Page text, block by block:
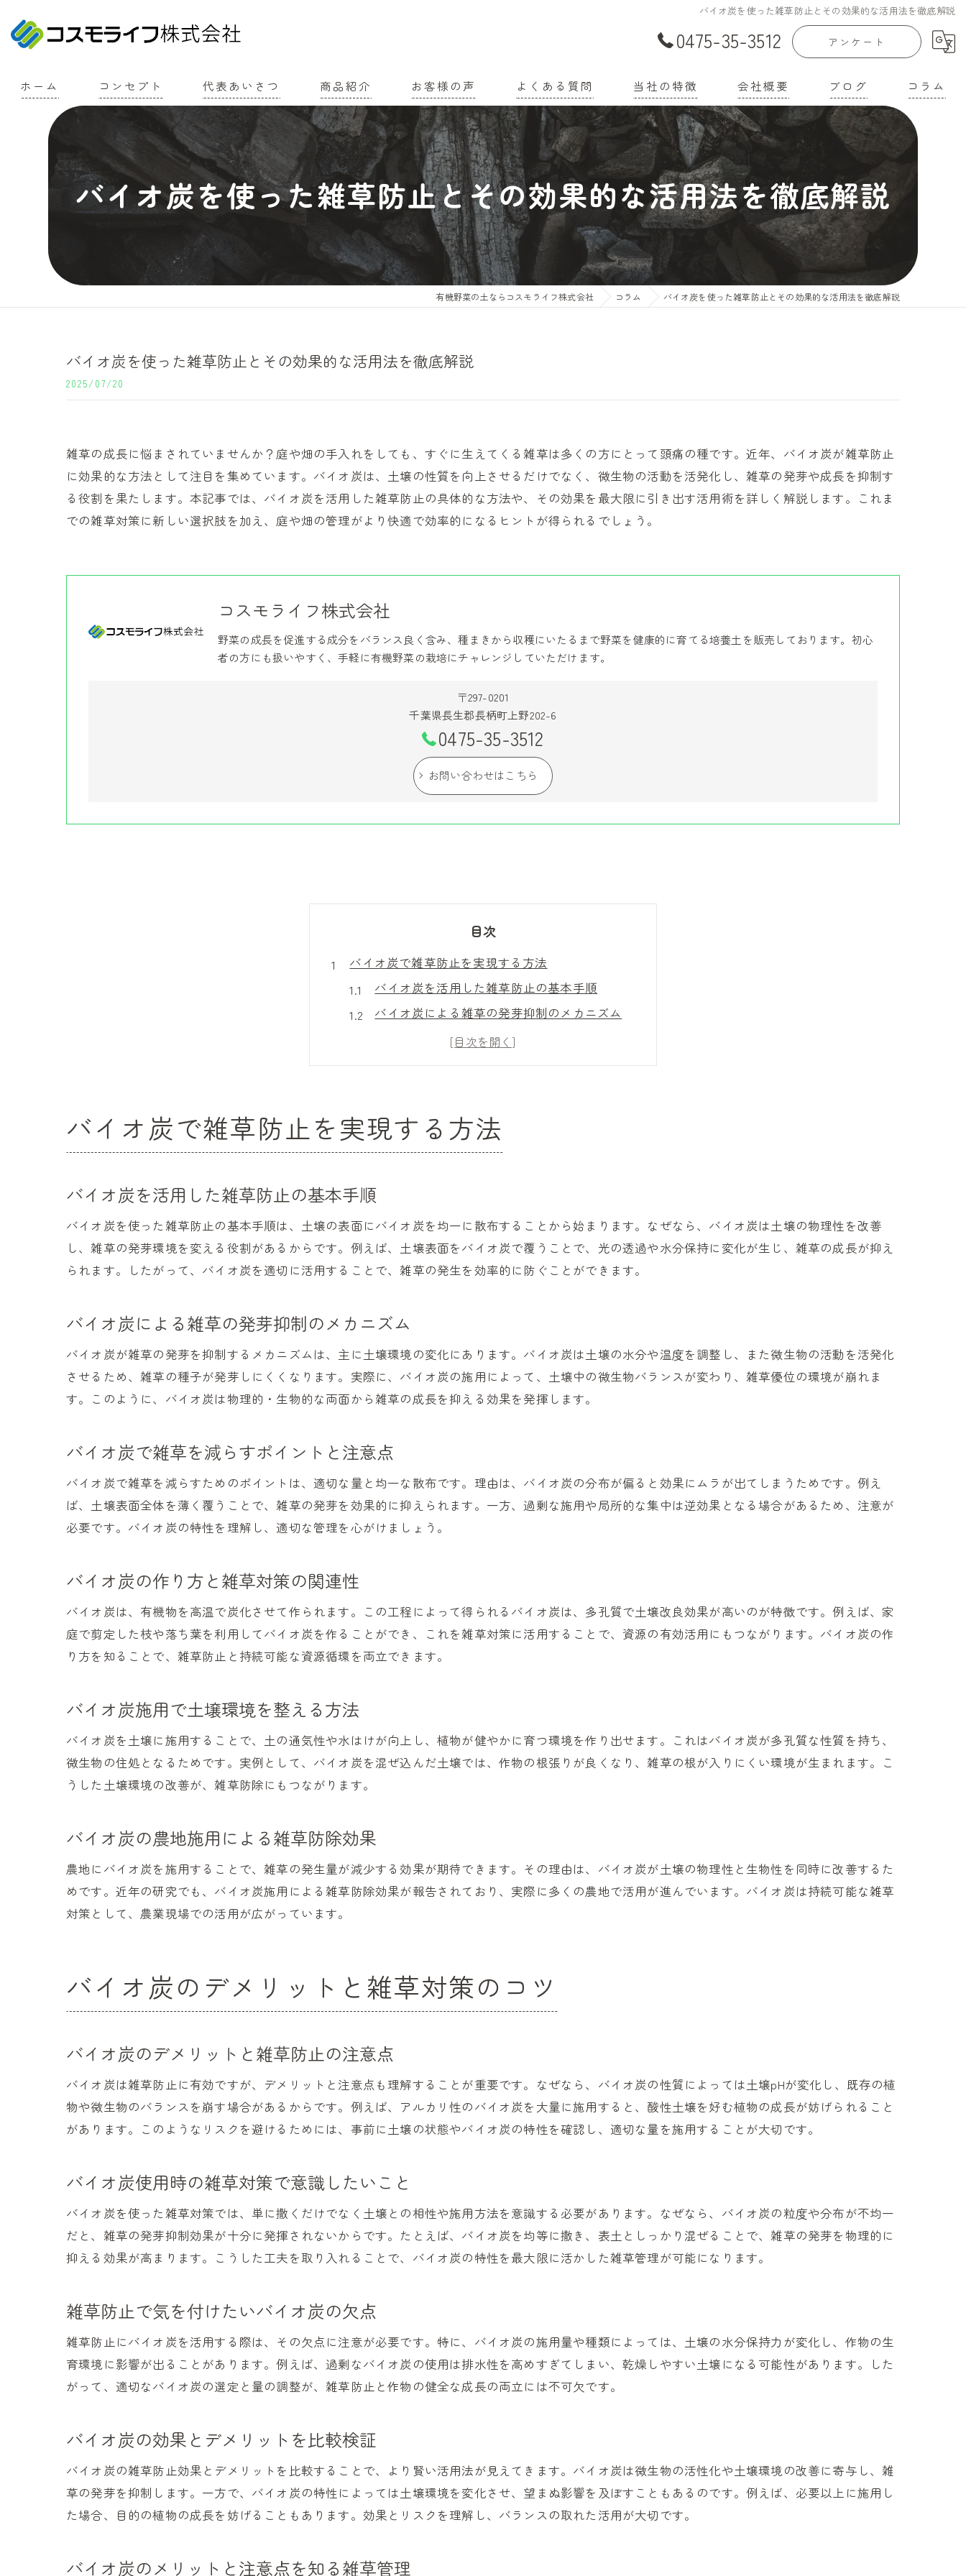
バイオ炭を使った雑草防止とその効果的な活用法を徹底解説
0475-35-3512 アンケート
ホーム コンセプト 代表あいさつ 商品紹介 お客様の声 よくある質問 当社の特徴
家庭菜園
農家
有機培養土
土壌改良材
有機肥料
会社概要
漫画特集
ブログ コラム
バイオ炭を使った雑草防止とその効果的な活用法を徹底解説
有機野菜の土ならコスモライフ株式会社 コラム バイオ炭を使った雑草防止とその効果的な活用法を徹底解説
バイオ炭を使った雑草防止とその効果的な活用法を徹底解説
2025/07/20
雑草の成長に悩まされていませんか？庭や畑の手入れをしても、すぐに生えてくる雑草は多くの方にとって頭痛の種です。近年、バイオ炭が雑草防止
に効果的な方法として注目を集めています。バイオ炭は、土壌の性質を向上させるだけでなく、微生物の活動を活発化し、雑草の発芽や成長を抑制す
る役割を果たします。本記事では、バイオ炭を活用した雑草防止の具体的な方法や、その効果を最大限に引き出す活用術を詳しく解説します。これま
での雑草対策に新しい選択肢を加え、庭や畑の管理がより快適で効率的になるヒントが得られるでしょう。
コスモライフ株式会社
野菜の成長を促進する成分をバランス良く含み、種まきから収穫にいたるまで野菜を健康的に育てる培養土を販売しております。初心
者の方にも扱いやすく、手軽に有機野菜の栽培にチャレンジしていただけます。
〒297-0201
千葉県長生郡長柄町上野202-6
0475-35-3512
お問い合わせはこちら
目次
バイオ炭で雑草防止を実現する方法
バイオ炭を活用した雑草防止の基本手順
バイオ炭による雑草の発芽抑制のメカニズム
バイオ炭で雑草を減らすポイントと注意点
バイオ炭の作り方と雑草対策の関連性
バイオ炭の農地施用による雑草防除効果
バイオ炭のデメリットと雑草対策のコツ
バイオ炭使用時の雑草対策で意識したいこと
バイオ炭の効果とデメリットを比較検証
バイオ炭のメリットと注意点を知る雑草管理
バイオ炭の撒き方と雑草防止の秘訣
バイオ炭施用量の目安と雑草対策の極意
バイオ炭と微生物を活かす撒き方のコツ
バイオ炭の農地施用と雑草防除の実践法
バイオ炭撒き方の工夫で雑草を抑える方法
雑草防止に活きるバイオ炭の使い道
バイオ炭の効果的な使い道と雑草防止
バイオ炭と土壌改良で雑草を抑えるコツ
バイオ炭使い道の幅広さと雑草防除
バイオ炭の施用効果で雑草を抑える
バイオ炭の効果を最大化する雑草対策法
バイオ炭と雑草防除の実際の効果を解説
バイオ炭と微生物が雑草防止に役立つ理由
バイオ炭と微生物の連携で雑草を防ぐ方法
バイオ炭が微生物を活性化し雑草を抑制
バイオ炭と微生物活用で雑草の発芽を防ぐ
バイオ炭施用量で変わる雑草防止の効果
施用量によるバイオ炭の雑草抑制力分析
バイオ炭施用量と雑草発生の関係を解説
バイオ炭を活用した最強の雑草防止策
バイオ炭活用で実現する最強の雑草防止法
バイオ炭の効果を極める雑草対策の秘策
バイオ炭活用事例と最強雑草防止策の紹介
バイオ炭で最強の雑草防止を目指すポイント
バイオ炭で雑草防止を実現する方法
バイオ炭を活用した雑草防止の基本手順
バイオ炭を使った雑草防止の基本手順は、土壌の表面にバイオ炭を均一に散布することから始まります。なぜなら、バイオ炭は土壌の物理性を改善
し、雑草の発芽環境を変える役割があるからです。例えば、土壌表面をバイオ炭で覆うことで、光の透過や水分保持に変化が生じ、雑草の成長が抑え
られます。したがって、バイオ炭を適切に活用することで、雑草の発生を効率的に防ぐことができます。
バイオ炭による雑草の発芽抑制のメカニズム
バイオ炭が雑草の発芽を抑制するメカニズムは、主に土壌環境の変化にあります。バイオ炭は土壌の水分や温度を調整し、また微生物の活動を活発化
させるため、雑草の種子が発芽しにくくなります。実際に、バイオ炭の施用によって、土壌中の微生物バランスが変わり、雑草優位の環境が崩れま
す。このように、バイオ炭は物理的・生物的な両面から雑草の成長を抑える効果を発揮します。
バイオ炭で雑草を減らすポイントと注意点
バイオ炭で雑草を減らすためのポイントは、適切な量と均一な散布です。理由は、バイオ炭の分布が偏ると効果にムラが出てしまうためです。例え
ば、土壌表面全体を薄く覆うことで、雑草の発芽を効果的に抑えられます。一方、過剰な施用や局所的な集中は逆効果となる場合があるため、注意が
必要です。バイオ炭の特性を理解し、適切な管理を心がけましょう。
バイオ炭の作り方と雑草対策の関連性
バイオ炭は、有機物を高温で炭化させて作られます。この工程によって得られるバイオ炭は、多孔質で土壌改良効果が高いのが特徴です。例えば、家
庭で剪定した枝や落ち葉を利用してバイオ炭を作ることができ、これを雑草対策に活用することで、資源の有効活用にもつながります。バイオ炭の作
り方を知ることで、雑草防止と持続可能な資源循環を両立できます。
バイオ炭施用で土壌環境を整える方法
バイオ炭を土壌に施用することで、土の通気性や水はけが向上し、植物が健やかに育つ環境を作り出せます。これはバイオ炭が多孔質な性質を持ち、
微生物の住処となるためです。実例として、バイオ炭を混ぜ込んだ土壌では、作物の根張りが良くなり、雑草の根が入りにくい環境が生まれます。こ
うした土壌環境の改善が、雑草防除にもつながります。
バイオ炭の農地施用による雑草防除効果
農地にバイオ炭を施用することで、雑草の発生量が減少する効果が期待できます。その理由は、バイオ炭が土壌の物理性と生物性を同時に改善するた
めです。近年の研究でも、バイオ炭施用による雑草防除効果が報告されており、実際に多くの農地で活用が進んでいます。バイオ炭は持続可能な雑草
対策として、農業現場での活用が広がっています。
バイオ炭のデメリットと雑草対策のコツ
バイオ炭のデメリットと雑草防止の注意点
バイオ炭は雑草防止に有効ですが、デメリットと注意点も理解することが重要です。なぜなら、バイオ炭の性質によっては土壌pHが変化し、既存の植
物や微生物のバランスを崩す場合があるからです。例えば、アルカリ性のバイオ炭を大量に施用すると、酸性土壌を好む植物の成長が妨げられること
があります。このようなリスクを避けるためには、事前に土壌の状態やバイオ炭の特性を確認し、適切な量を施用することが大切です。
バイオ炭使用時の雑草対策で意識したいこと
バイオ炭を使った雑草対策では、単に撒くだけでなく土壌との相性や施用方法を意識する必要があります。なぜなら、バイオ炭の粒度や分布が不均一
だと、雑草の発芽抑制効果が十分に発揮されないからです。たとえば、バイオ炭を均等に撒き、表土としっかり混ぜることで、雑草の発芽を物理的に
抑える効果が高まります。こうした工夫を取り入れることで、バイオ炭の特性を最大限に活かした雑草管理が可能になります。
雑草防止で気を付けたいバイオ炭の欠点
雑草防止にバイオ炭を活用する際は、その欠点に注意が必要です。特に、バイオ炭の施用量や種類によっては、土壌の水分保持力が変化し、作物の生
育環境に影響が出ることがあります。例えば、過剰なバイオ炭の使用は排水性を高めすぎてしまい、乾燥しやすい土壌になる可能性があります。した
がって、適切なバイオ炭の選定と量の調整が、雑草防止と作物の健全な成長の両立には不可欠です。
バイオ炭の効果とデメリットを比較検証
バイオ炭の雑草防止効果とデメリットを比較することで、より賢い活用法が見えてきます。バイオ炭は微生物の活性化や土壌環境の改善に寄与し、雑
草の発芽を抑制します。一方で、バイオ炭の特性によっては土壌環境を変化させ、望まぬ影響を及ぼすこともあるのです。例えば、必要以上に施用し
た場合、目的の植物の成長を妨げることもあります。効果とリスクを理解し、バランスの取れた活用が大切です。
バイオ炭のメリットと注意点を知る雑草管理